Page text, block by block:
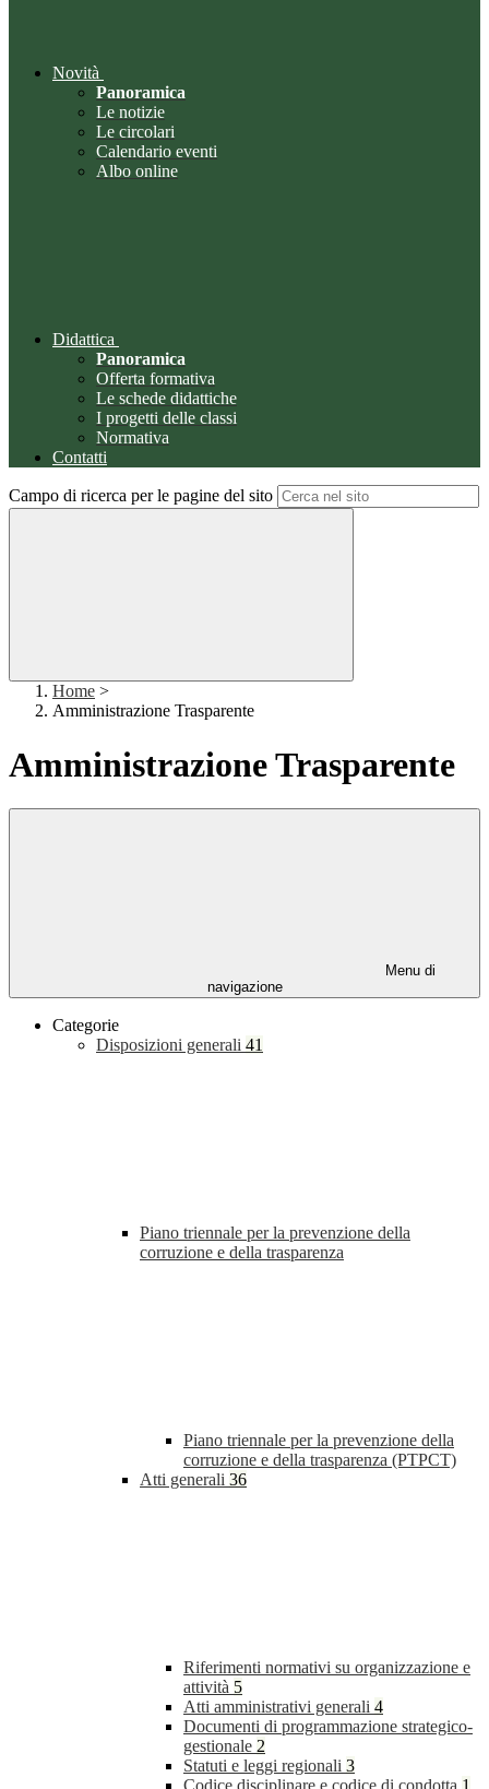
Novità
Panoramica
Le notizie
Le circolari
Calendario eventi
Albo online
Didattica
Panoramica
Offerta formativa
Le schede didattiche
I progetti delle classi
Normativa
Contatti
Campo di ricerca per le pagine del sito
Home >
Amministrazione Trasparente
Amministrazione Trasparente
Menu di
navigazione
Categorie
Disposizioni generali 41
Piano triennale per la prevenzione della
corruzione e della trasparenza
Piano triennale per la prevenzione della
corruzione e della trasparenza (PTPCT)
Atti generali 36
Riferimenti normativi su organizzazione e
attività 5
Atti amministrativi generali 4
Documenti di programmazione strategico-
gestionale 2
Statuti e leggi regionali 3